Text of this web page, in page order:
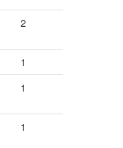
2
1
1
1